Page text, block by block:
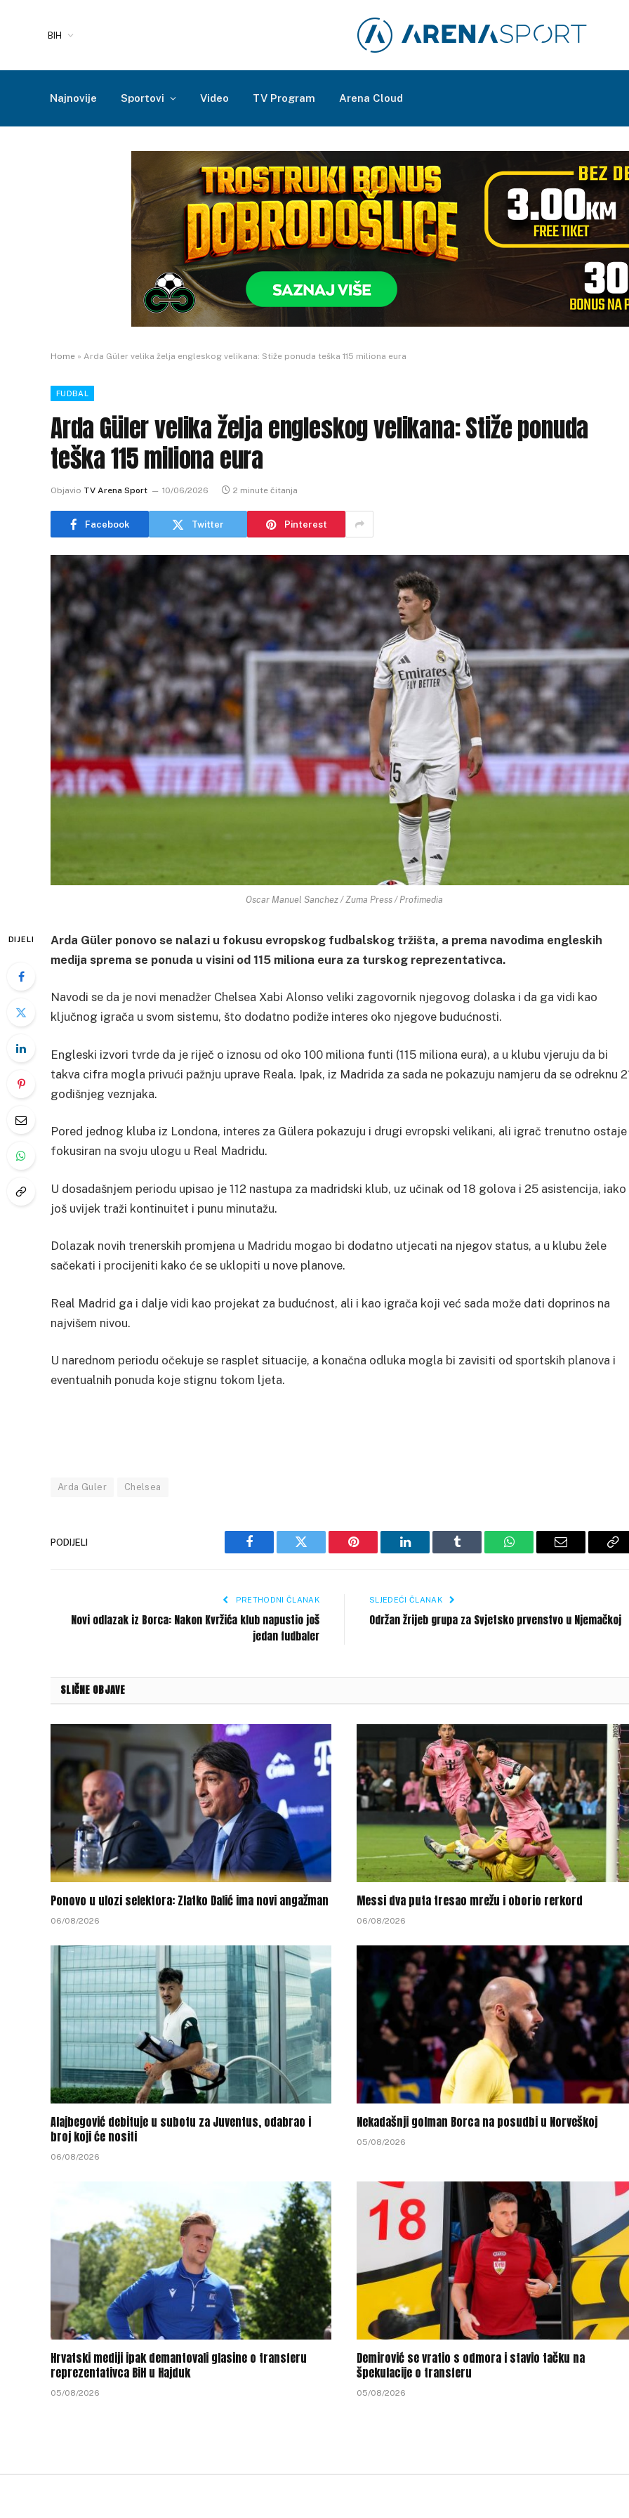
BIH
Najnovije Sportovi Video TV Program Arena Cloud
Home » Arda Güler velika želja engleskog velikana: Stiže ponuda teška 115 miliona eura
FUDBAL
Arda Güler velika želja engleskog velikana: Stiže ponuda
teška 115 miliona eura
Objavio TV Arena Sport 10/06/2026 2 minute čitanja
Facebook Twitter Pinterest
Oscar Manuel Sanchez / Zuma Press / Profimedia
DIJELI
Arda Güler ponovo se nalazi u fokusu evropskog fudbalskog tržišta, a prema navodima engleskih
medija sprema se ponuda u visini od 115 miliona eura za turskog reprezentativca.
Navodi se da je novi menadžer Chelsea Xabi Alonso veliki zagovornik njegovog dolaska i da ga vidi kao
ključnog igrača u svom sistemu, što dodatno podiže interes oko njegove budućnosti.
Engleski izvori tvrde da je riječ o iznosu od oko 100 miliona funti (115 miliona eura), a u klubu vjeruju da bi
takva cifra mogla privući pažnju uprave Reala. Ipak, iz Madrida za sada ne pokazuju namjeru da se odreknu
godišnjeg veznjaka.
Pored jednog kluba iz Londona, interes za Gülera pokazuju i drugi evropski velikani, ali igrač trenutno ostaje
fokusiran na svoju ulogu u Real Madridu.
U dosadašnjem periodu upisao je 112 nastupa za madridski klub, uz učinak od 18 golova i 25 asistencija, iako
još uvijek traži kontinuitet i punu minutažu.
Dolazak novih trenerskih promjena u Madridu mogao bi dodatno utjecati na njegov status, a u klubu žele
sačekati i procijeniti kako će se uklopiti u nove planove.
Real Madrid ga i dalje vidi kao projekat za budućnost, ali i kao igrača koji već sada može dati doprinos na
najvišem nivou.
U narednom periodu očekuje se rasplet situacije, a konačna odluka mogla bi zavisiti od sportskih planova i
eventualnih ponuda koje stignu tokom ljeta.
Arda Guler Chelsea
PODIJELI
Facebook Twitter Pinterest LinkedIn Tumblr WhatsAppEmail
PRETHODNI ČLANAK
Novi odlazak iz Borca: Nakon Kvržića klub napustio još
jedan fudbaler
SLJEDEĆI ČLANAK
Održan žrijeb grupa za Svjetsko prvenstvo u Njemačkoj
SLIČNE OBJAVE
Ponovo u ulozi selektora: Zlatko Dalić ima novi angažman
06/08/2026
Messi dva puta tresao mrežu i oborio rerkord
06/08/2026
Alajbegović debituje u subotu za Juventus, odabrao i
broj koji će nositi
06/08/2026
Nekadašnji golman Borca na posudbi u Norveškoj
05/08/2026
Hrvatski mediji ipak demantovali glasine o transferu
reprezentativca BiH u Hajduk
05/08/2026
Demirović se vratio s odmora i stavio tačku na
špekulacije o transferu
05/08/2026